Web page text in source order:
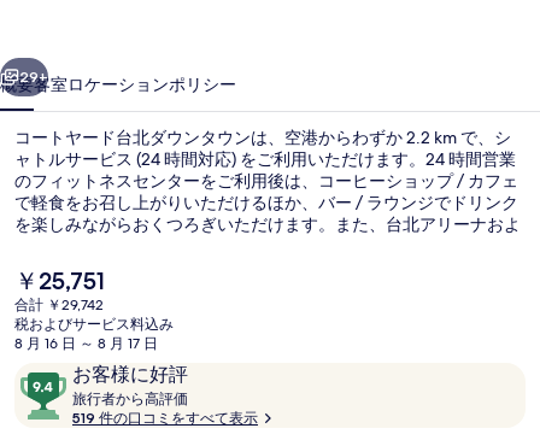
北
ダ
ウ
ン
タ
ウ
ン
の
写
次へ
29+
概要客室ロケーションポリシー
コートヤード台北ダウンタウンは、空港からわずか 2.2 km で、シ
ャトルサービス (24 時間対応) をご利用いただけます。24 時間営業
のフィットネスセンターをご利用後は、コーヒーショップ / カフェ
で軽食をお召し上がりいただけるほか、バー / ラウンジでドリンク
を楽しみながらおくつろぎいただけます。また、台北アリーナおよ
や総合的な施設のコンディションを評価しています。周辺ではさま
ざまな公共交通機関を利用できます。地下鉄 行天宮駅までは 8 分、
地下鉄 中山国中駅までは 11 分です。
現
在
の
料
は
￥25,751
￥25,751
合計 ￥29,742
税およびサービス料込み
8 月 16 日 ～ 8 月 17 日
口
コ
ミ
お客様に好評
10
段
階
旅行者から高評価
行
519 件の口コミをすべて表示